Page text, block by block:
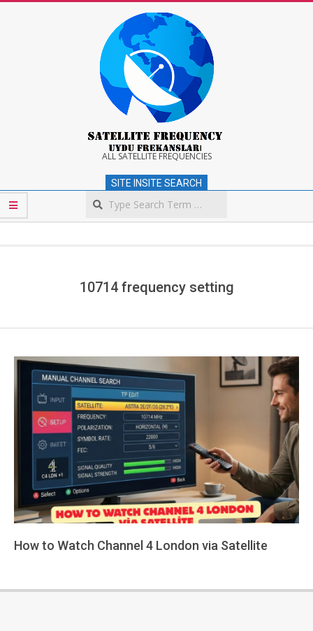
Satellite
Frequency
ALL SATELLITE FREQUENCIES
SITE INSITE SEARCH
10714 frequency setting
How to Watch Channel 4 London via Satellite
02